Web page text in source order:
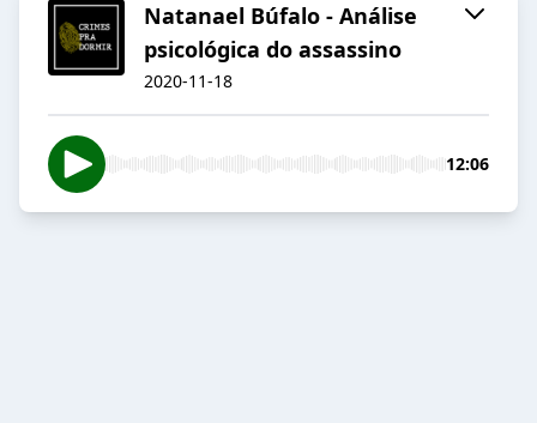
Natanael Búfalo - Análise
psicológica do assassino
2020-11-18
12:06